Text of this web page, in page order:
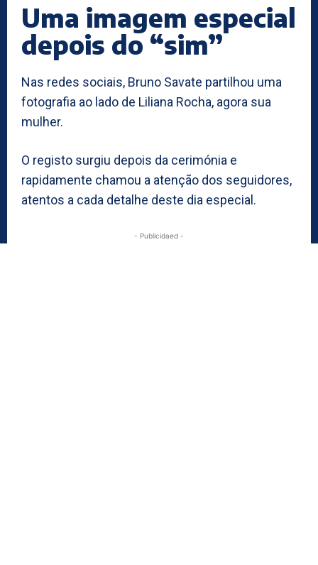
Uma imagem especial
depois do “sim”
Nas redes sociais, Bruno Savate partilhou uma
fotografia ao lado de Liliana Rocha, agora sua
mulher.
O registo surgiu depois da cerimónia e
rapidamente chamou a atenção dos seguidores,
atentos a cada detalhe deste dia especial.
- Publicidaed -